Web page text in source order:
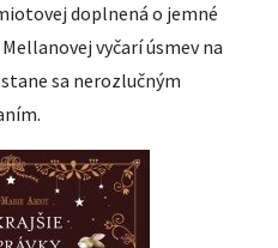
doplnená o jemné
vyčarí úsmev na
sa nerozlučným